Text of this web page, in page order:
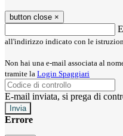
button close ×
all'indirizzo indicato con le
Non hai una e-mail associata al
tramite la Login Spaggiari
E-mail inviata, si prega di
Errore